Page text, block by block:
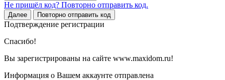
Не пришёл код? Повторно отправить код.
Далее Повторно отправить код
Подтверждение регистрации
Спасибо!
Вы зарегистрированы на сайте www.maxidom.ru!
Информация о Вашем аккаунте отправлена